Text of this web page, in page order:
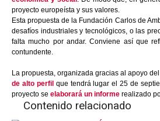
proyecto europeísta y sus valores.
Esta propuesta de la Fundación Carlos de
desafíos industriales y tecnológicos, o las
falta mucho por andar. Conviene así que
contundente.
La propuesta, organizada gracias al apoyo
de alto perfil que tendrá lugar el 25 de
proyecto se elaborará un informe realizado
Contenido relacionado